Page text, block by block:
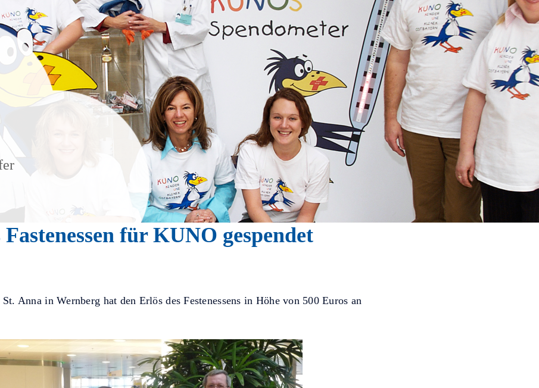
für KUNO gespendet
Anna in Wernberg hat den Erlös des Festenessens in Höhe von 500 Euros an